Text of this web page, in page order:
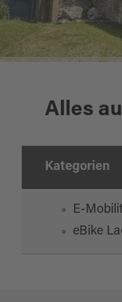
Alles
Kategorien
E-
eBike